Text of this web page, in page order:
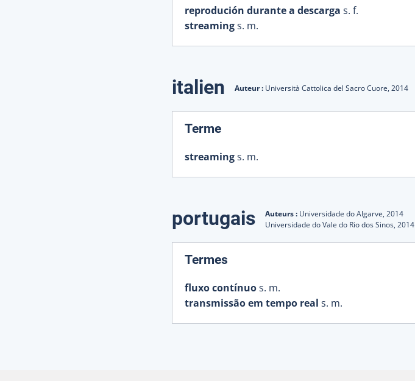
reprodución durante a descarga s. f.
streamings. m.
italien Auteur : Università Cattolica del Sacro Cuore, 2014
Terme:
streamings. m.
portugais Auteurs : Universidade do Algarve, 2014
Universidade do Vale do Rio dos Sinos, 2014
Termes
fluxo contínuos. m.
transmissão em tempo real s. m.